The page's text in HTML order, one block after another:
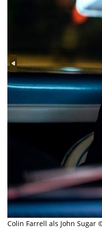
Colin Farrell als John Sugar